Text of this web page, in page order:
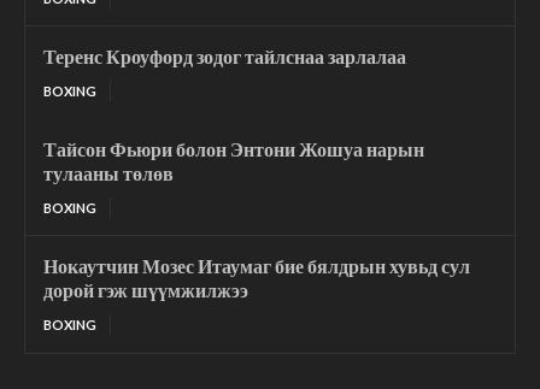
Теренс Кроуфорд зодог тайлснаа зарлалаа
BOXING
Тайсон Фьюри болон Энтони Жошуа нарын
тулааны төлөв
BOXING
Нокаутчин Мозес Итаумаг бие бялдрын хувьд сул
дорой гэж шүүмжилжээ
BOXING